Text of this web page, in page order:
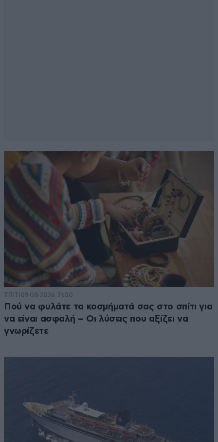
ΣΠΙΤΙ 09·08·2026 21:00
Πού να φυλάτε τα κοσμήματά σας στο σπίτι για
να είναι ασφαλή – Οι λύσεις που αξίζει να
γνωρίζετε